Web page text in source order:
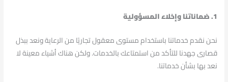
1. ضماناتنا وإخلاء المسؤولية
نحن نقدم خدماتنا باستخدام مستوى معقول تجاريًا من الرعاية ونعد ببذل
قصارى جهدنا للتأكد من استمتاعك بالخدمات. ولكن هناك أشياء معينة لا
نعد بها بشأن خدماتنا.